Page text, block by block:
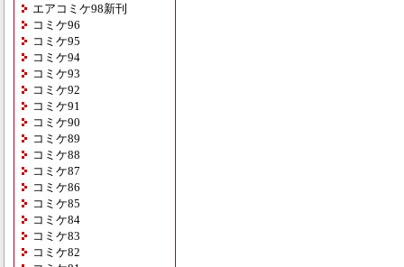
エアコミケ98新刊
コミケ96
コミケ95
コミケ94
コミケ93
コミケ92
コミケ91
コミケ90
コミケ89
コミケ88
コミケ87
コミケ86
コミケ85
コミケ84
コミケ83
コミケ82